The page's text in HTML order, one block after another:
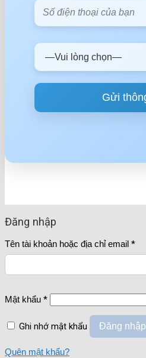
Đăng nhập
Tên tài khoản hoặc địa chỉ email *
Mật khẩu *
Ghi nhớ mật khẩu Đăng nhập
Quên mật khẩu?